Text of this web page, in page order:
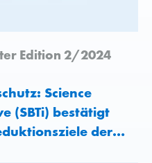
Edition 2/2024
Science
(SBTi) bestätigt
der